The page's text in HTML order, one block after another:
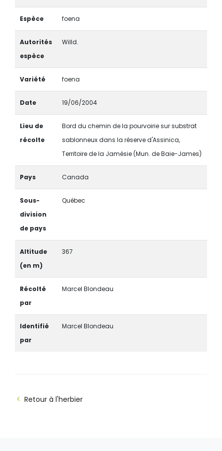
Espèce foena
Autorités
espèce
Willd.
Variété foena
Date 19/06/2004
Lieu de
récolte
Bord du chemin de la pourvoirie sur substrat
sablonneux dans la réserve d'Assinica,
Territoire de la Jamésie (Mun. de Baie-James)
Pays Canada
Sous-
division
de pays
Québec
Altitude
(en m)
367
Récolté
par
Marcel Blondeau
Identifié
par
Marcel Blondeau
Retour à l'herbier